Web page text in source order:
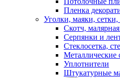
Пленка
Уголки, маяки,
Скотч,
Серпянки и
Стеклосетка,
Металлические
Уплотнители
Штукатурные